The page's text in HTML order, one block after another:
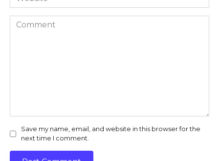
Comment
Save my name, email, and website in this browser for the
next time I comment.